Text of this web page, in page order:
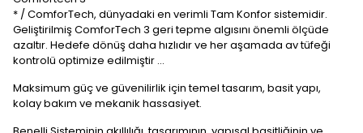
* / ComforTech, dünyadaki en verimli Tam Konfor sistemidir.
Geliştirilmiş ComforTech 3 geri tepme algısını önemli ölçüde
azaltır. Hedefe dönüş daha hızlıdır ve her aşamada av tüfeği
kontrolü optimize edilmiştir ...
Maksimum güç ve güvenilirlik için temel tasarım, basit yapı,
kolay bakım ve mekanik hassasiyet.